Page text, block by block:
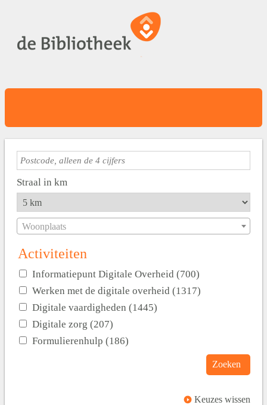
Straal in km
Woonplaats
Activiteiten
Informatiepunt Digitale Overheid (700)
Werken met de digitale overheid (1317)
Digitale vaardigheden (1445)
Digitale zorg (207)
Formulierenhulp (186)
Zoeken
Keuzes wissen